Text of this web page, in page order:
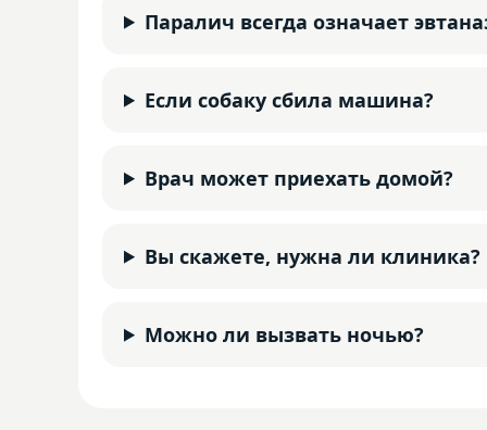
Паралич всегда означает
Если собаку сбила машина?
Врач может приехать домой?
Вы скажете, нужна ли клиника?
Можно ли вызвать ночью?